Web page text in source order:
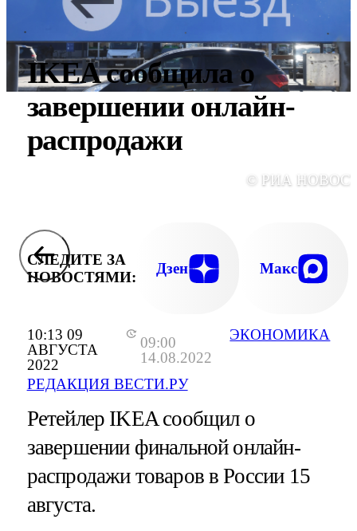
10:13 09
АВГУСТА
2022
09:00
14.08.2022
РЕДАКЦИЯ ВЕСТИ.РУ
ЭКОНОМИКА
IKEA сообщила о
завершении онлайн-
распродажи
© РИА
СЛЕДИТЕ ЗА
НОВОСТЯМИ:
Дзен Макс
Ретейлер IKEA сообщил о
завершении финальной онлайн-
распродажи товаров в России 15
августа.